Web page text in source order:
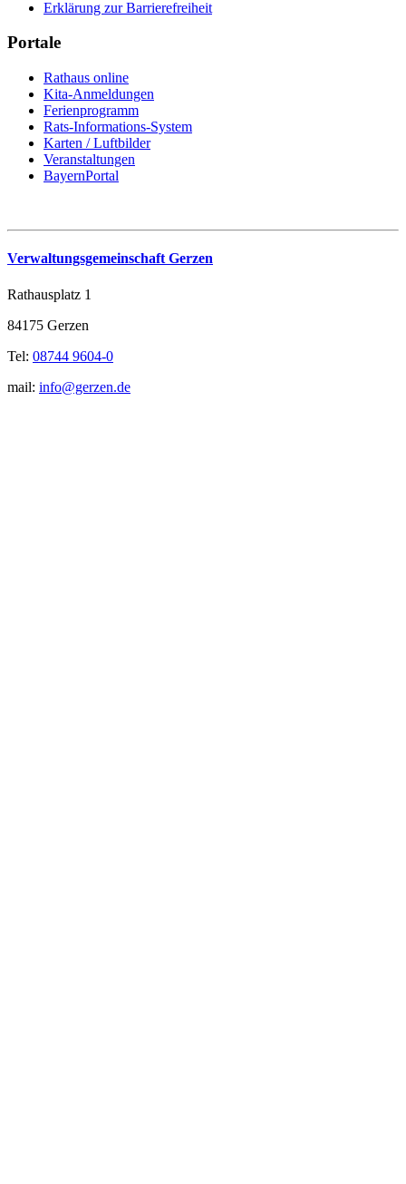
Erklärung zur Barrierefreiheit
Portale
Rathaus online
Kita-Anmeldungen
Ferienprogramm
Rats-Informations-System
Karten / Luftbilder
Veranstaltungen
BayernPortal
Verwaltungsgemeinschaft Gerzen
Rathausplatz 1
84175 Gerzen
Tel: 08744 9604-0
mail: info@gerzen.de